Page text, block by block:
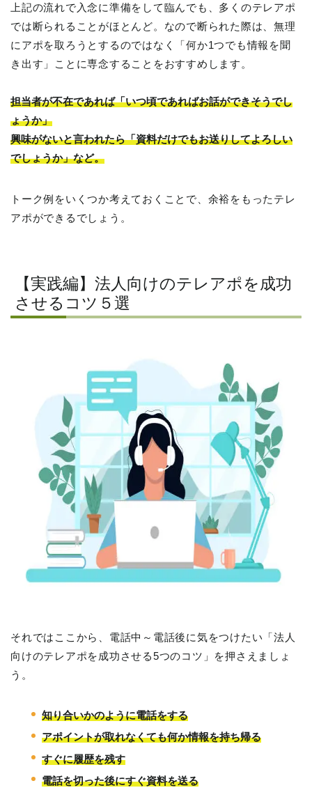
上記の流れで入念に準備をして臨んでも、多くのテレアポ
では断られることがほとんど。なので断られた際は、無理
にアポを取ろうとするのではなく「何か1つでも情報を聞
き出す」ことに専念することをおすすめします。
担当者が不在であれば「いつ頃であればお話ができそうでし
ょうか」
興味がないと言われたら「資料だけでもお送りしてよろしい
でしょうか」など。
トーク例をいくつか考えておくことで、余裕をもったテレ
アポができるでしょう。
【実践編】法人向けのテレアポを成功
させるコツ５選
それではここから、電話中～電話後に気をつけたい「法人
向けのテレアポを成功させる5つのコツ」を押さえましょ
う。
知り合いかのように電話をする
アポイントが取れなくても何か情報を持ち帰る
すぐに履歴を残す
電話を切った後にすぐ資料を送る